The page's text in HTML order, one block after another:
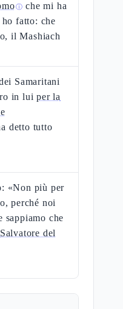
ⓘ che mi ha
fatto: che
il Mashiach
Samaritani
in luiper la
detto tutto
«Non più per
perché noi
sappiamo che
Salvatore del